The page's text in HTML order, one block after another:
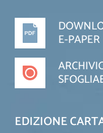
E-PAPER
EDIZIONE